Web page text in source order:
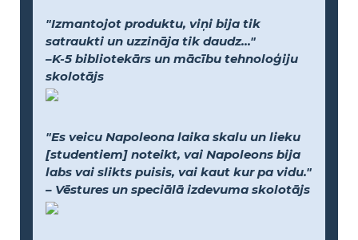
"Izmantojot produktu, viņi bija tik
satraukti un uzzināja tik daudz..."
–K-5 bibliotekārs un mācību tehnoloģiju
skolotājs
"Es veicu Napoleona laika skalu un lieku
[studentiem] noteikt, vai Napoleons bija
labs vai slikts puisis, vai kaut kur pa vidu."
– Vēstures un speciālā izdevuma skolotājs